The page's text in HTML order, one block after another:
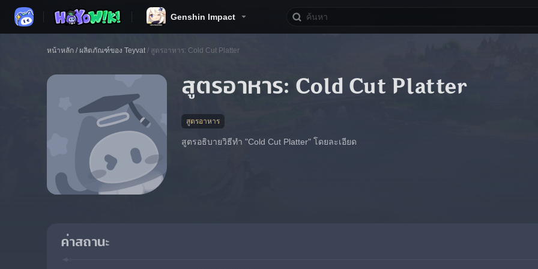
Genshin Impact
หน้าหลัก / ผลิตภัณฑ์ของ Teyvat / สูตรอาหาร: Cold Cut Platter
สูตรอาหาร: Cold Cut Platter
สูตรอาหาร
สูตรอธิบายวิธีทำ "Cold Cut Platter" โดยละเอียด
ค่าสถานะ